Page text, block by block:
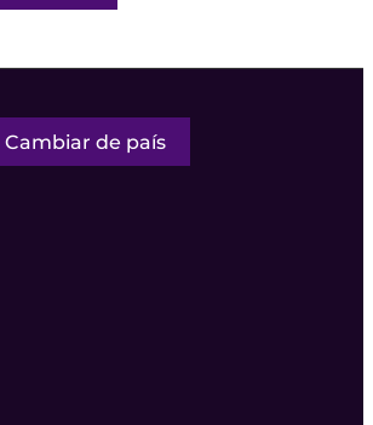
Cambiar de país